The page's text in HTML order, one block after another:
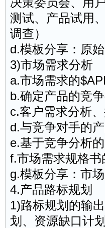
测试、产品试用
调查）
d.模板分享：原
3)市场需求分析
a.市场需求的
b.确定产品的竞
c.客户需求分析
d.与竞争对手的
e.基于竞争分析
f.市场需求规格书
g.模板分享：市
4.产品路标规划
1)路标规划的输
划、资源缺口计划